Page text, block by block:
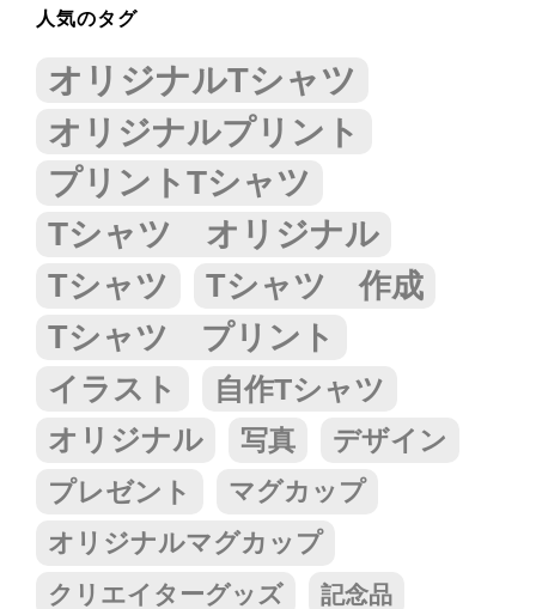
人気のタグ
オリジナルTシャツ
オリジナルプリント
プリントTシャツ
Tシャツ オリジナル
Tシャツ
Tシャツ 作成
Tシャツ プリント
イラスト 自作Tシャツ
オリジナル 写真
デザイン
プレゼント
マグカップ
オリジナルマグカップ
クリエイターグッズ
記念品